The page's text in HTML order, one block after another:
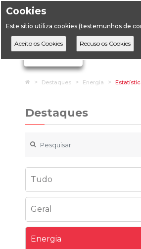
Cookies
Este sítio utiliza cookies (testemunhos de
Ignorar links de navegação
HomeDestaques Energia
Destaques
Tudo
Geral
Energia